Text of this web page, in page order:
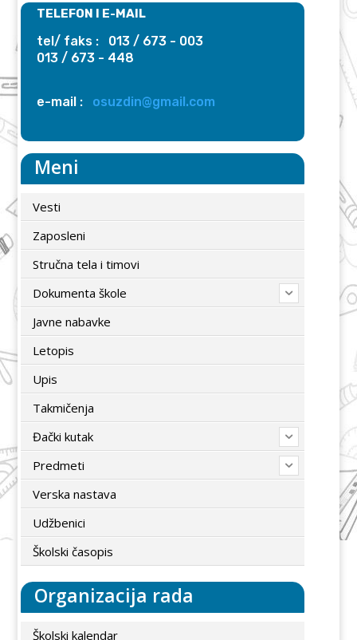
TELEFON I E-MAIL
tel/ faks : 013 / 673 - 003
013 / 673 - 448
e-mail : osuzdin@gmail.com
Meni
Vesti
Zaposleni
Stručna tela i timovi
Dokumenta škole
Javne nabavke
Letopis
Upis
Takmičenja
Đački kutak
Predmeti
Verska nastava
Udžbenici
Školski časopis
Organizacija rada
Školski kalendar